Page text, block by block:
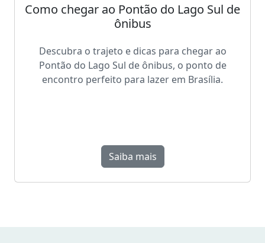
Como chegar ao Pontão do Lago Sul de
ônibus
Descubra o trajeto e dicas para chegar ao
Pontão do Lago Sul de ônibus, o ponto de
encontro perfeito para lazer em Brasília.
Saiba mais